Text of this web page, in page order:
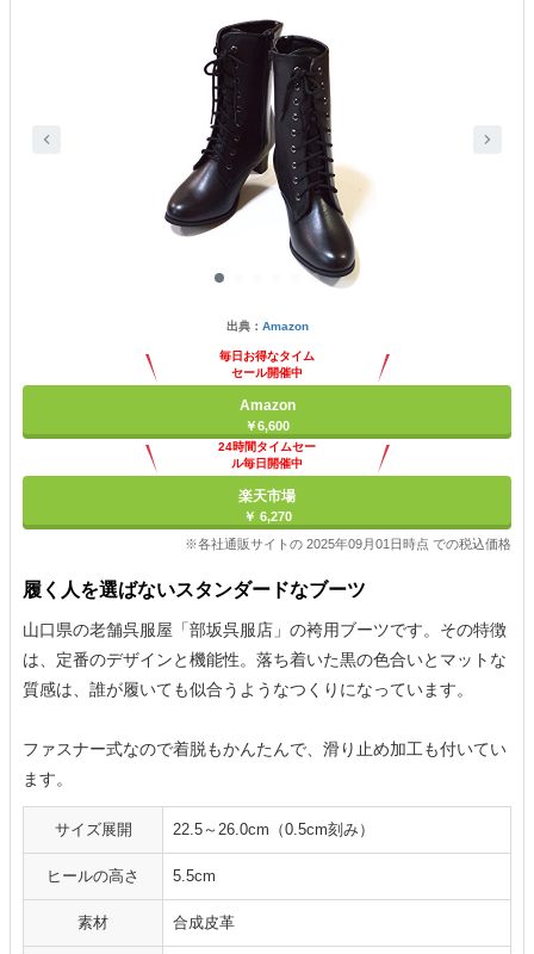
出典： Amazon
毎日お得なタイム
セール開催中
Amazon
￥6,600
24時間タイムセー
ル毎日開催中
楽天市場
￥ 6,270
※各社通販サイトの 2025年09月01日時点 での税込価格
履く人を選ばないスタンダードなブーツ
山口県の老舗呉服屋「部坂呉服店」の袴用ブーツです。その特徴
は、定番のデザインと機能性。落ち着いた黒の色合いとマットな
質感は、誰が履いても似合うようなつくりになっています。
ファスナー式なので着脱もかんたんで、滑り止め加工も付いてい
ます。
サイズ展開 22.5～26.0cm（0.5cm刻み）
ヒールの高さ 5.5cm
素材 合成皮革